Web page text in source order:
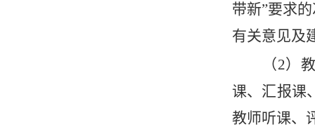
带新”要求
有关意见及
（2）
课、汇报课
教师听课、